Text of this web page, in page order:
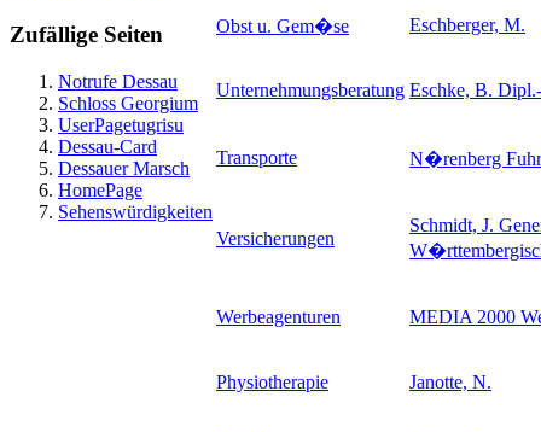
Zufällige Seiten
Notrufe Dessau
Schloss Georgium
UserPagetugrisu
Dessau-Card
Dessauer Marsch
HomePage
Sehenswürdigkeiten
Obst u. Gem�se Eschberger, M.
Unternehmungsberatung Eschke, B.
Transporte N�renberg
Versicherungen
Schmidt, J.
Werbeagenturen MEDIA 2000
Physiotherapie Janotte, N.